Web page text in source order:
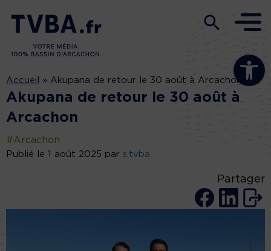
Ouvrir la
Accueil » Akupana de retour le 30 août à Arcachon
Akupana de retour le 30 août à
Arcachon
#Arcachon
Publié le 1 août 2025 par s.tvba
Partager